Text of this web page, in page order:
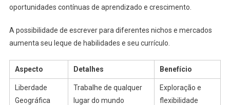
oportunidades contínuas de aprendizado e crescimento.
A possibilidade de escrever para diferentes nichos e mercados
aumenta seu leque de habilidades e seu currículo.
Aspecto Detalhes Benefício
Liberdade
Geográfica
Trabalhe de qualquer
lugar do mundo
Exploração e
flexibilidade